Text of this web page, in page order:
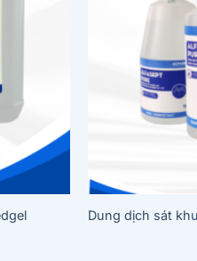
Dung dịch sát